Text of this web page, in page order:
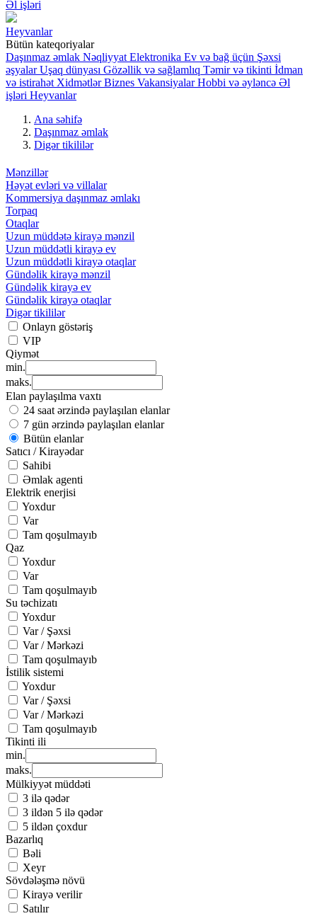
Əl işləri
Heyvanlar
Bütün kateqoriyalar
Daşınmaz əmlak Nəqliyyat Elektronika Ev və bağ üçün Şəxsi
əşyalar Uşaq dünyası Gözəllik və sağlamlıq Təmir və tikinti İdman
və istirahət Xidmətlər Biznes Vakansiyalar Hobbi və əyləncə Əl
işləri Heyvanlar
Ana səhifə
Daşınmaz əmlak
Digər tikililər
Mənzillər
Həyət evləri və villalar
Kommersiya daşınmaz əmlakı
Torpaq
Otaqlar
Uzun müddətə kirayə mənzil
Uzun müddətli kirayə ev
Uzun müddətli kirayə otaqlar
Gündəlik kirayə mənzil
Gündəlik kirayə ev
Gündəlik kirayə otaqlar
Digər tikililər
Onlayn göstəriş
VIP
Qiymət
min.
maks.
Elan paylaşılma vaxtı
24 saat ərzində paylaşılan elanlar
7 gün ərzində paylaşılan elanlar
Bütün elanlar
Satıcı / Kirayədar
Sahibi
Əmlak agenti
Elektrik enerjisi
Yoxdur
Var
Tam qoşulmayıb
Qaz
Yoxdur
Var
Tam qoşulmayıb
Su təchizatı
Yoxdur
Var / Şəxsi
Var / Mərkəzi
Tam qoşulmayıb
İstilik sistemi
Yoxdur
Var / Şəxsi
Var / Mərkəzi
Tam qoşulmayıb
Tikinti ili
min.
maks.
Mülkiyyət müddəti
3 ilə qədər
3 ildən 5 ilə qədər
5 ildən çoxdur
Bazarlıq
Bəli
Xeyr
Sövdələşmə növü
Kirayə verilir
Satılır